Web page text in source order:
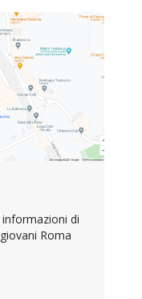
informazioni di
Roma